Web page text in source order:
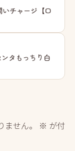
チャージ【口
タもっちり白
せん。 ※ が付